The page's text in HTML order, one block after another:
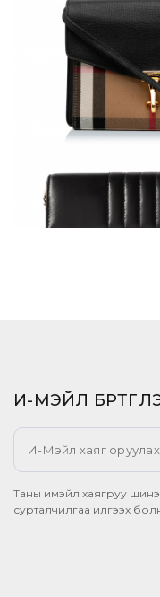
И-МЭЙЛ
Таны имэйл хаягруу шинэ
сурталчилгаа илгээх